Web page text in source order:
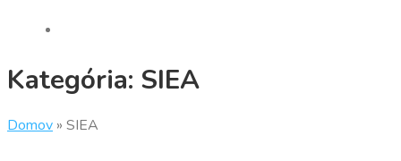
Kategória: SIEA
Domov » SIEA